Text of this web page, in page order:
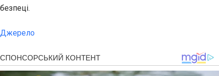
безпеці.
Джерело